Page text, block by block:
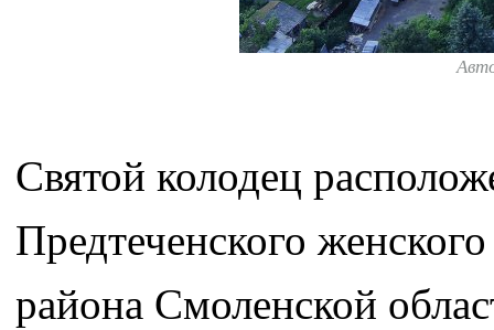
Святой колодец
Предтеченского
района Смоленской